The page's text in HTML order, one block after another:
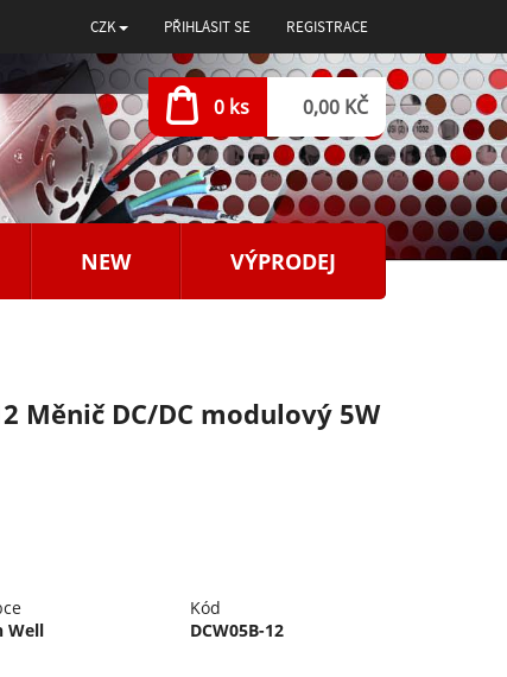
CZK PŘIHLÁSIT SE REGISTRACE
0 ks 0,00 KČ
NEW VÝPRODEJ
Měnič DC/DC modulový 5W
Well
Kód
DCW05B-12